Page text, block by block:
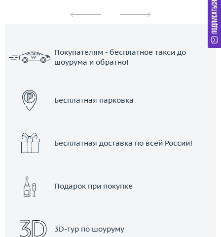
Покупателям - бесплатное такси до
шоурума и обратно!
Бесплатная парковка
Бесплатная доставка по всей России!
Подарок при покупке
3D-тур по шоуруму